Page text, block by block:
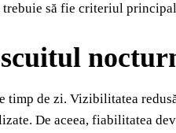
să fie criteriul
de zi. Vizibilitatea
De aceea, fiabilitatea